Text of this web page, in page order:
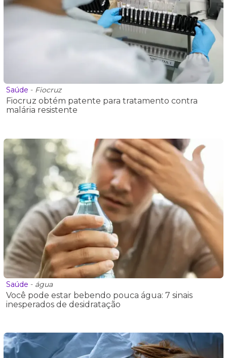
Saúde - Fiocruz
Fiocruz obtém patente para tratamento contra
malária resistente
Saúde - água
Você pode estar bebendo pouca água: 7 sinais
inesperados de desidratação